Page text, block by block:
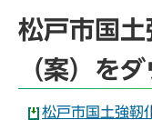
松戸市国
（案）を
松戸市国土強靭